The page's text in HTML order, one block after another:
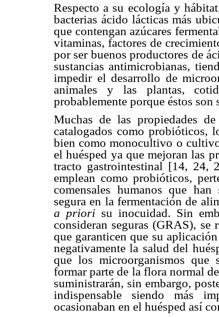
Respecto a su ecología y
bacterias ácido lácticas más
que contengan azúcares
vitaminas, factores de
por ser buenos productores de
sustancias antimicrobianas,
impedir el desarrollo de
animales y las plantas,
probablemente porque éstos son
Muchas de las propiedades
catalogados como probióticos,
bien como monocultivo o
el huésped ya que mejoran las
tracto gastrointestinal [14, 24,
emplean como probióticos,
comensales humanos que
segura en la fermentación de
a priori su inocuidad. Sin
consideran seguras (GRAS), se
que garanticen que su
negativamente la salud del
que los microorganismos que
formar parte de la flora normal
suministrarán, sin embargo,
indispensable siendo más
ocasionaban en el huésped así